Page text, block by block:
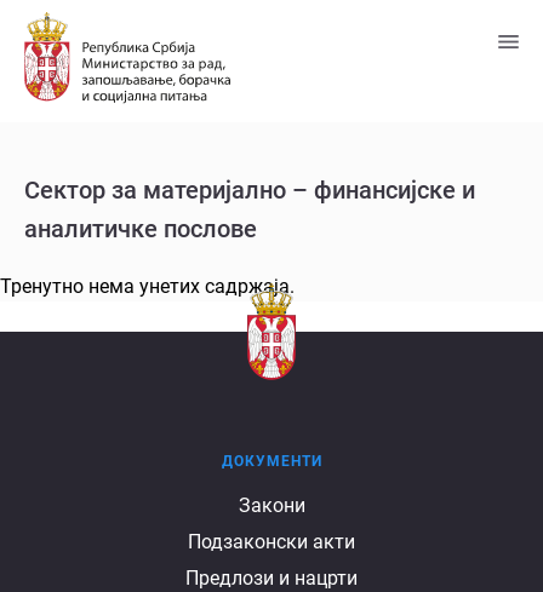
Пређи
главни
садржај
Сектор за материјално – финансијске и
аналитичке послове
Тренутно нема унетих садржаја.
ДОКУМЕНТИ
Закони
Подзаконски акти
Предлози и нацрти